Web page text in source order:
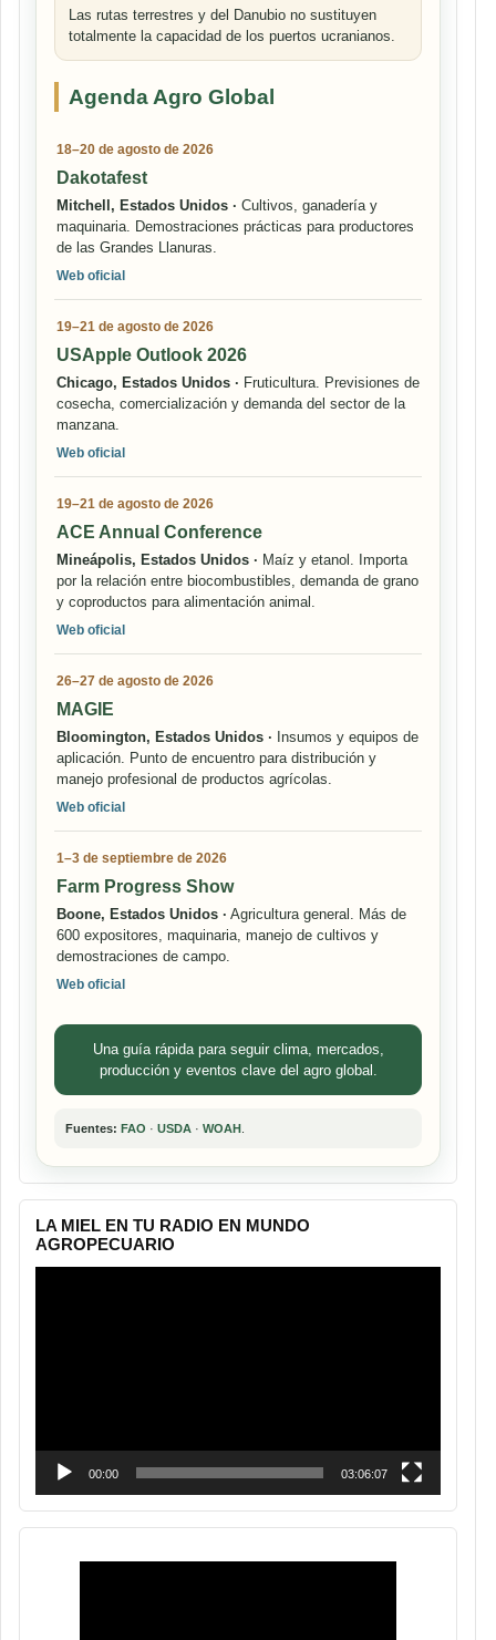
Las rutas terrestres y del Danubio no sustituyen
totalmente la capacidad de los puertos ucranianos.
Agenda Agro Global
18–20 de agosto de 2026
Dakotafest
Mitchell, Estados Unidos · Cultivos, ganadería y
maquinaria. Demostraciones prácticas para productores
de las Grandes Llanuras.
Web oficial
19–21 de agosto de 2026
USApple Outlook 2026
Chicago, Estados Unidos · Fruticultura. Previsiones de
cosecha, comercialización y demanda del sector de la
manzana.
Web oficial
19–21 de agosto de 2026
ACE Annual Conference
Mineápolis, Estados Unidos · Maíz y etanol. Importa
por la relación entre biocombustibles, demanda de grano
y coproductos para alimentación animal.
Web oficial
26–27 de agosto de 2026
MAGIE
Bloomington, Estados Unidos · Insumos y equipos de
aplicación. Punto de encuentro para distribución y
manejo profesional de productos agrícolas.
Web oficial
1–3 de septiembre de 2026
Farm Progress Show
Boone, Estados Unidos · Agricultura general. Más de
600 expositores, maquinaria, manejo de cultivos y
demostraciones de campo.
Web oficial
Una guía rápida para seguir clima, mercados,
producción y eventos clave del agro global.
Fuentes: FAO · USDA · WOAH
LA MIEL EN TU RADIO EN MUNDO
AGROPECUARIO
00:00 03:06:07